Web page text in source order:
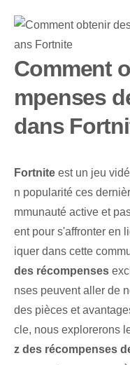
Comment
mpenses
dans
Fortnite est un jeu
n popularité ces
mmunauté active et
ent pour s'affronter en
iquer dans cette
des récompenses
nses‌ peuvent aller de
des pièces et
cle, nous explorerons⁤
z des récompenses